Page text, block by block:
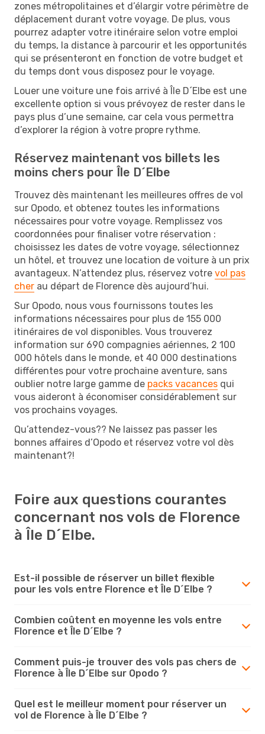
zones métropolitaines et d’élargir votre périmètre de
déplacement durant votre voyage. De plus, vous
pourrez adapter votre itinéraire selon votre emploi
du temps, la distance à parcourir et les opportunités
qui se présenteront en fonction de votre budget et
du temps dont vous disposez pour le voyage.
Louer une voiture une fois arrivé à Île D´Elbe est une
excellente option si vous prévoyez de rester dans le
pays plus d’une semaine, car cela vous permettra
d’explorer la région à votre propre rythme.
Réservez maintenant vos billets les
moins chers pour Île D´Elbe
Trouvez dès maintenant les meilleures offres de vol
sur Opodo, et obtenez toutes les informations
nécessaires pour votre voyage. Remplissez vos
coordonnées pour finaliser votre réservation :
choisissez les dates de votre voyage, sélectionnez
un hôtel, et trouvez une location de voiture à un prix
avantageux. N’attendez plus, réservez votre vol pas
cher au départ de Florence dès aujourd’hui.
Sur Opodo, nous vous fournissons toutes les
informations nécessaires pour plus de 155 000
itinéraires de vol disponibles. Vous trouverez
information sur 690 compagnies aériennes, 2 100
000 hôtels dans le monde, et 40 000 destinations
différentes pour votre prochaine aventure, sans
oublier notre large gamme de packs vacances qui
vous aideront à économiser considérablement sur
vos prochains voyages.
Qu’attendez-vous?? Ne laissez pas passer les
bonnes affaires d’Opodo et réservez votre vol dès
maintenant?!
Foire aux questions courantes
concernant nos vols de Florence
à Île D´Elbe.
Est-il possible de réserver un billet flexible
pour les vols entre Florence et Île D´Elbe ?
Combien coûtent en moyenne les vols entre
Florence et Île D´Elbe ?
Comment puis-je trouver des vols pas chers de
Florence à Île D´Elbe sur Opodo ?
Quel est le meilleur moment pour réserver un
vol de Florence à Île D´Elbe ?